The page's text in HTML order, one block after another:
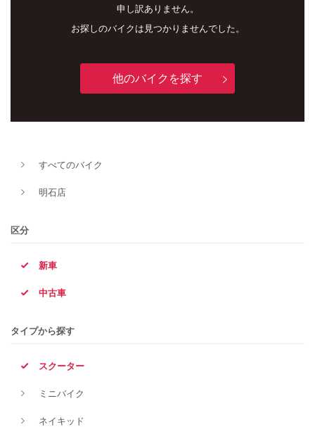
申し訳ありません。
お探しのバイクは見つかりませんでした。
他のバイクを探す
すべてのバイク
明石店
区分
新車
中古車
タイプから探す
スクーター
ミニバイク
ネイキッド
新車
タイプ
価格